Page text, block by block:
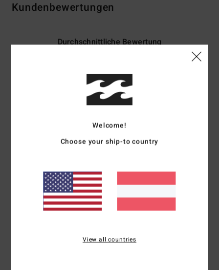
Kundenbewertungen
Durchschnittliche Bewertung
4.5
2 verifizierten Bewertungen
3.5
Größe
Zu klein Zu groß
4.5
Welcome!
Choose your ship-to country
View all countries